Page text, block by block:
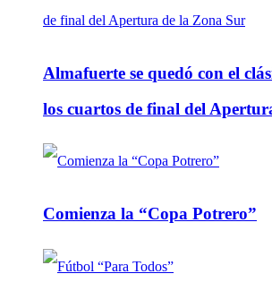
Almafuerte se quedó con el
los cuartos de final del
Comienza la “Copa Potrero”